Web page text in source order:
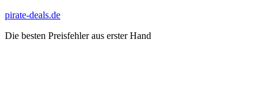
Zum
springen
pirate-deals.de
Die besten Preisfehler aus erster Hand